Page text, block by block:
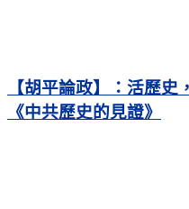
【胡平論政】：活歷
《中共歷史的見證》